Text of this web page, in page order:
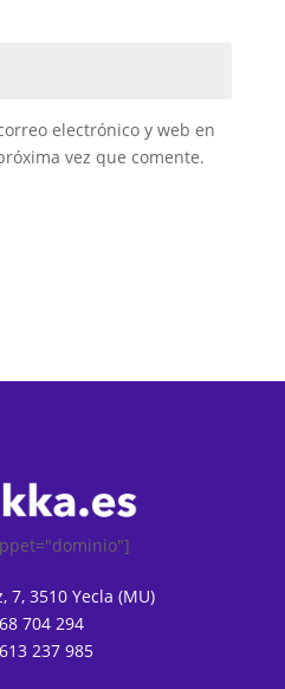
electrónico y web en
vez que comente.
7, 3510 Yecla (MU)
704 294
237 985